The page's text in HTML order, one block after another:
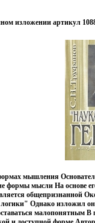
изложении артикул
мышления
формы мысли На основе
общепризнанной
Однако изложил он
малопонятным